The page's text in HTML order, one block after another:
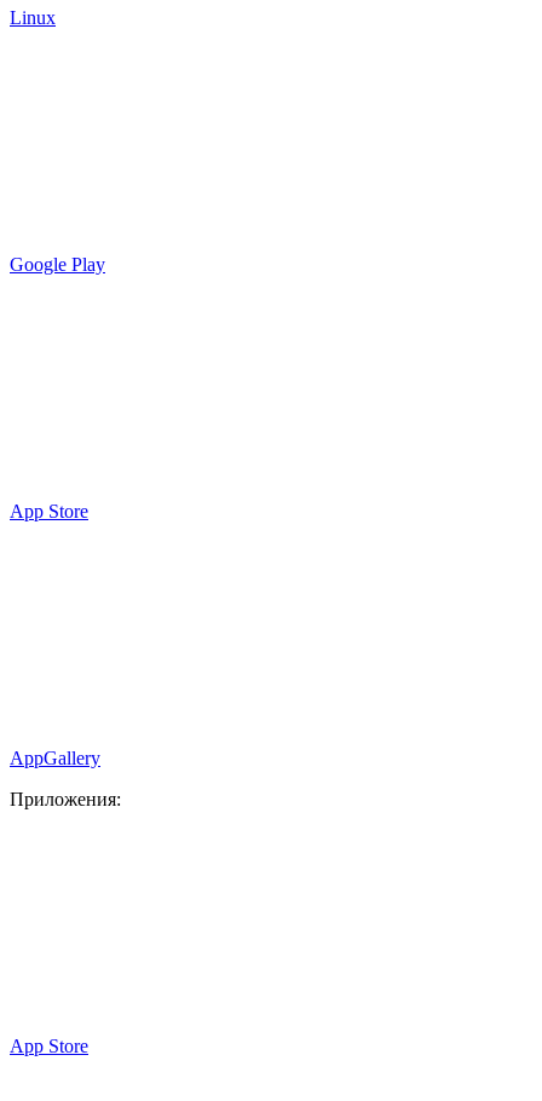
Linux
Google Play
App Store
AppGallery
Приложения:
App Store